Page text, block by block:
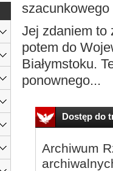
szacunkowego
Jej zdaniem to
potem do
Białymstoku.
ponownego...
Dostęp do
Archiwum